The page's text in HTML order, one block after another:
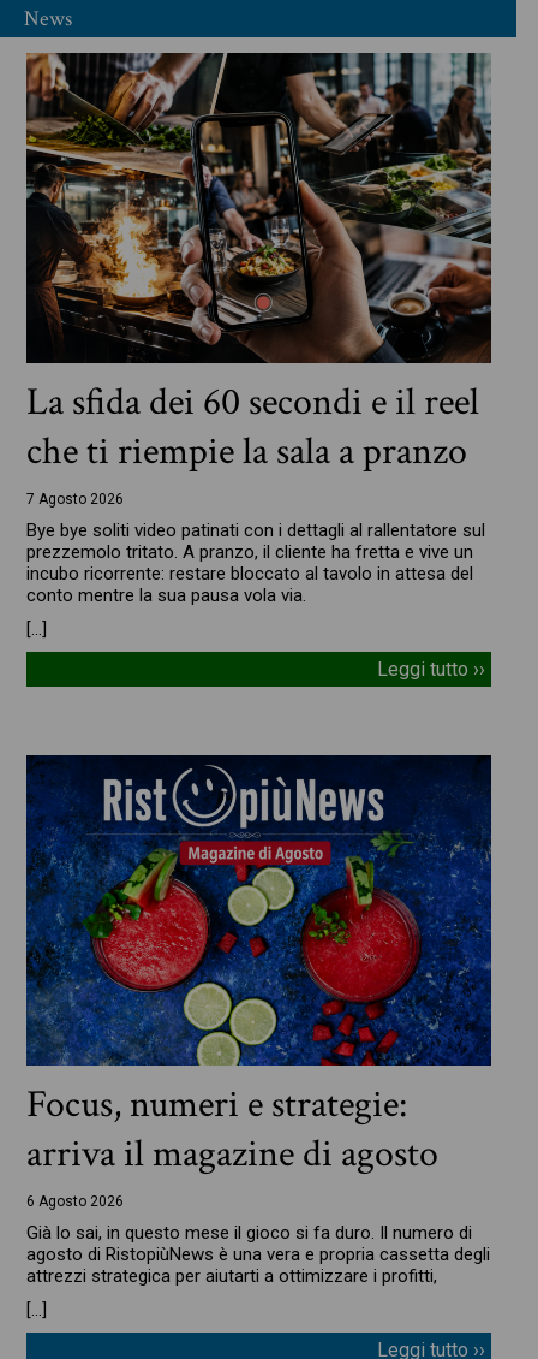
News
La sfida dei 60 secondi e il reel
che ti riempie la sala a pranzo
7 Agosto 2026
Bye bye soliti video patinati con i dettagli al rallentatore sul
prezzemolo tritato. A pranzo, il cliente ha fretta e vive un
incubo ricorrente: restare bloccato al tavolo in attesa del
conto mentre la sua pausa vola via.
[…]
Leggi tutto ››
Focus, numeri e strategie:
arriva il magazine di agosto
6 Agosto 2026
Già lo sai, in questo mese il gioco si fa duro. Il numero di
agosto di RistopiùNews è una vera e propria cassetta degli
attrezzi strategica per aiutarti a ottimizzare i profitti,
[…]
Leggi tutto ››